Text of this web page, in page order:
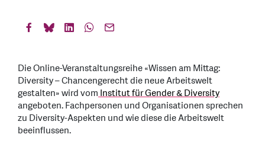
Die Online-Veranstaltungsreihe «Wissen am Mittag:
Diversity – Chancengerecht die neue Arbeitswelt
gestalten» wird vom Institut für Gender & Diversity
angeboten. Fachpersonen und Organisationen sprechen
zu Diversity-Aspekten und wie diese die Arbeitswelt
beeinflussen.